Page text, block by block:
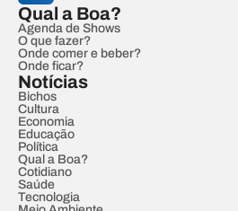
Qual a Boa?
Agenda de Shows
O que fazer?
Onde comer e beber?
Onde ficar?
Notícias
Bichos
Cultura
Economia
Educação
Política
Qual a Boa?
Cotidiano
Saúde
Tecnologia